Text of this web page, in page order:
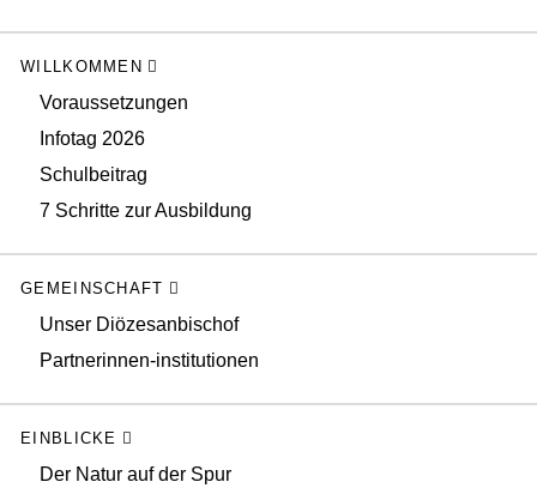
WILLKOMMEN
Voraussetzungen
Infotag 2026
Schulbeitrag
7 Schritte zur Ausbildung
GEMEINSCHAFT
Unser Diözesanbischof
Partnerinnen-institutionen
EINBLICKE
Der Natur auf der Spur